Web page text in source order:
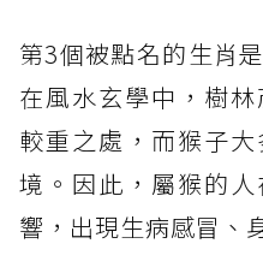
第3個被點名的生肖
在風水玄學中，樹
較重之處，而猴子
境。因此，屬猴的
響，出現生病感冒、